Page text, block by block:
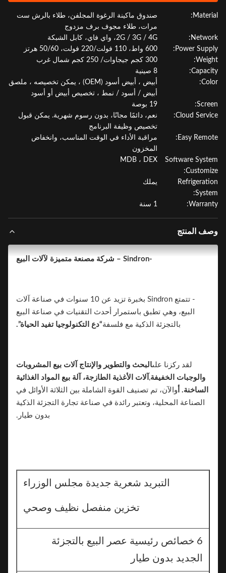
صندوق ماكينة الرغوة المجلفن، طلاء بالرش ست
مرات، طلاء مجوف برف مزدوج
2G / 3G / 4G، واي فاي، كابل الشبكة
Power
أبيض ، أبيض أسود (OEM) ، يمكن تخصيصه ، ملصق
أبيض / أسود / نمط ، تخصيص أبيض أو أسود
Cloud
نعم، دائمًا مجانًا، بدون رسوم شهرية. يمكن قبول
تخصيص وظيفة البرنامج
Easy
مراقبة الأداء في الوقت المناسب، وانخفاض
المخزون
Software
MDB ، DEX
المنتج
- تتمتع Sindron بخبرة تزيد عن 10 سنوات في صناعة آلات
البيع، وهي تطبق باستمرار أحدث التقنيات في صناعة البيع
بالتجزئة الذكية مع فلسفة“دع التكنولوجيا تفيد الحياة”.
لقد ركزنا على البحث والتطوير والإنتاج
آلات بيع المشروبات
والوجبات الخفيفة,آلات الأغذية الطازجة، آلة بيع المواد الغذائية
الساخنة. أوالآن، تم تصنيف القوة الشاملة بين الثلاثة الأوائل في
الصناعة المحلية، وتعتبر رائدة في صناعة تجارة التجزئة الذكية
بدون طيار.
التبريد شعرية جديدة مجلس الوزراء
تخزين منفصل نظيف وصحي
6 خصائص رئيسية عصر البيع بالتجزئة
الجديد بدون طيار